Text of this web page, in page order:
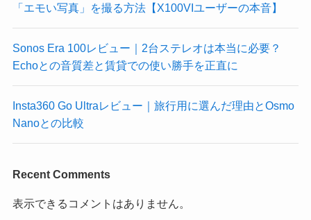
「エモい写真」を撮る方法【X100VIユーザーの本音】
Sonos Era 100レビュー｜2台ステレオは本当に必要？
Echoとの音質差と賃貸での使い勝手を正直に
Insta360 Go Ultraレビュー｜旅行用に選んだ理由とOsmo
Nanoとの比較
Recent Comments
表示できるコメントはありません。